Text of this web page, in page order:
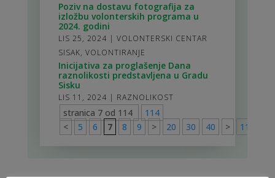
Poziv na dostavu fotografija za
izložbu volonterskih programa u
2024. godini
LIS 25, 2024 | VOLONTERSKI CENTAR
SISAK, VOLONTIRANJE
Inicijativa za proglašenje Dana
raznolikosti predstavljena u Gradu
Sisku
LIS 11, 2024 | RAZNOLIKOST
stranica 7 od 114
114
<
5 6 7 8 9 > 20 30 40 > 114